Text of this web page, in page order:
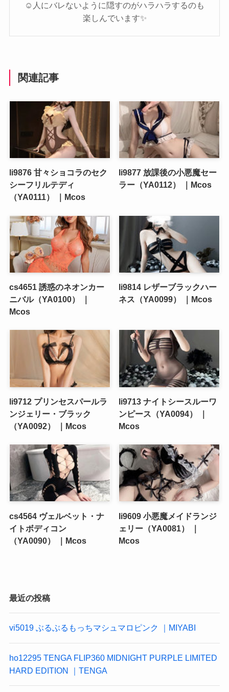
☺️人にバレないように隠すのがハラハラするのも
楽しんでいます✨️
関連記事
li9876 甘々ショコラのセク
シーフリルテディ
（YA0111） ｜Mcos
li9877 放課後の小悪魔セー
ラー（YA0112） ｜Mcos
cs4651 誘惑のネオンカー
ニバル（YA0100） ｜
Mcos
li9814 レザーブラックハー
ネス（YA0099） ｜Mcos
li9712 プリンセスパールラ
ンジェリー・ブラック
（YA0092） ｜Mcos
li9713 ナイトシースルーワ
ンピース（YA0094） ｜
Mcos
cs4564 ヴェルベット・ナ
イトボディコン
（YA0090） ｜Mcos
li9609 小悪魔メイドランジ
ェリー（YA0081） ｜
Mcos
最近の投稿
vi5019 ぶるぶるもっちマシュマロピンク ｜MIYABI
ho12295 TENGA FLIP360 MIDNIGHT PURPLE LIMITED
HARD EDITION ｜TENGA